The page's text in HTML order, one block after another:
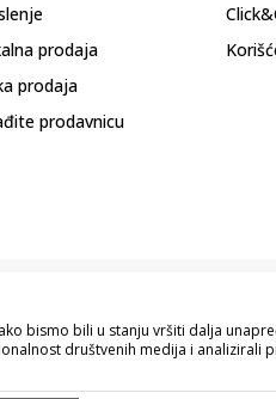
prodaja
prodaja
prodavnicu
slika i samih cijena, ali ne možemo
da su dostupni u svakom
bismo bili u stanju vršiti dalja
društvenih medija i analizirali